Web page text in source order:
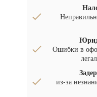
Ошибки в
из-за